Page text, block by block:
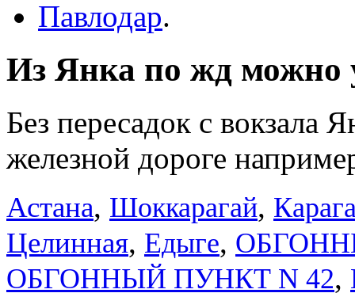
Павлодар.
Из Янка по жд можно
Без пересадок с вокзала
железной дороге
Астана, Шоккарагай,
Целинная, Едыге,
ОБГОННЫЙ ПУНКТ N 42,